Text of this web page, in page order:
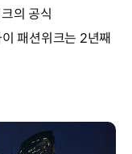
의 공식
패션위크는 2년째